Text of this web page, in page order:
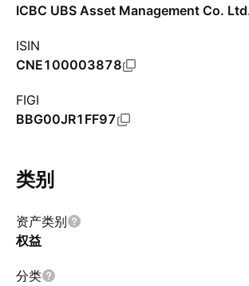
ICBC UBS Asset Management Co.
ISIN
CNE100003878
FIGI
BBG00JR1FF97
类别
资产类别
权益
分类